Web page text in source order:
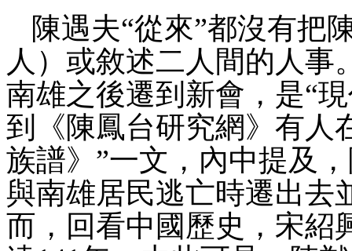
陳遇夫“從來”都沒有把
人）或敘述二人間的人事
南雄之後遷到新會，是“
到《陳鳳台研究網》有人
族譜》”一文，內中提及
與南雄居民逃亡時遷出去
而，回看中國歷史，宋紹